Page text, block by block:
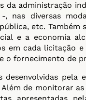
da administração
, nas diversas
etc.
e a economia
em cada licitação
o fornecimento de
desenvolvidas
de monitorar